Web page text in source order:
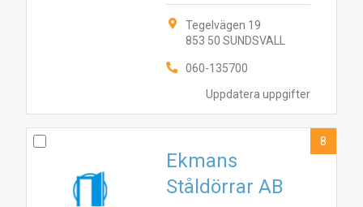
Uppdatera uppgifter
Tegelvägen 19
853 50 SUNDSVALL
060-135700
Ekmans
Ståldörrar AB
8